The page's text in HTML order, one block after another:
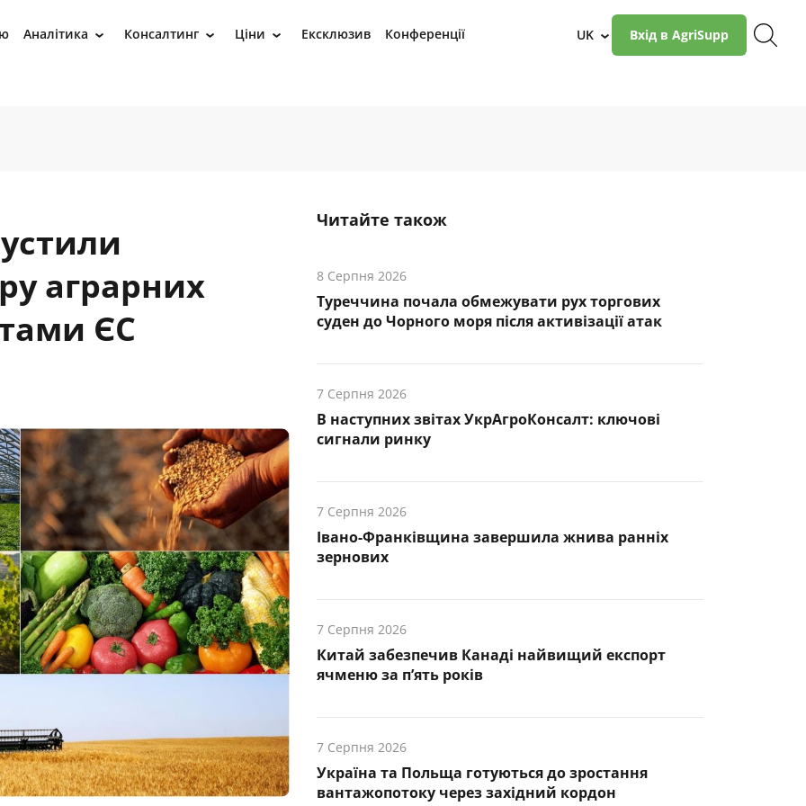
Аналітика › Консалтинг › Ціни › Ексклюзив Конференції UK › Вхід в AgriSupp
аграрних
ЄС
Читайте також
8 Серпня 2026
Туреччина почала обмежувати рух торгових
суден до Чорного моря після активізації атак
7 Серпня 2026
В наступних звітах УкрАгроКонсалт: ключові
cигнали ринку
7 Серпня 2026
Івано-Франківщина завершила жнива ранніх
зернових
7 Серпня 2026
Китай забезпечив Канаді найвищий експорт
ячменю за п’ять років
7 Серпня 2026
Україна та Польща готуються до зростання
вантажопотоку через західний кордон